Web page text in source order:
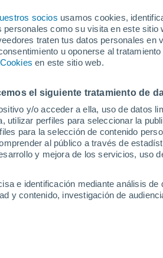
socios usamos cookies,
como su visita en este
traten tus datos personales en
u oponerse al
en este sitio web.
el siguiente tratamiento de
y/o acceder a ella, uso de datos
utilizar perfiles para seleccionar la
para la selección de contenido
al público a través de
y mejora de los servicios, uso
e identificación mediante análisis
y contenido, investigación de
- / 15
- / 5